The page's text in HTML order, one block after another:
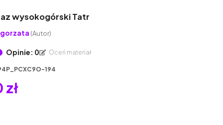
wysokogórski Tatr
(Autor)
Opinie: 0 Oceń materiał
194